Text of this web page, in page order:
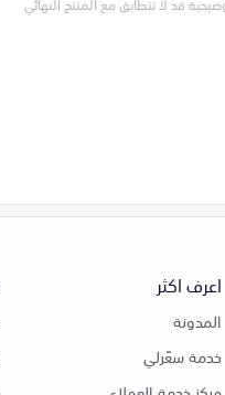
اعرف اكثر
المدونة
خدمة سعّرلي